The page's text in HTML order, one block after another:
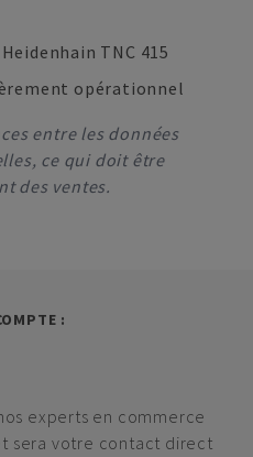
TNC 415
opérationnel
entre les données
ce qui doit être
des ventes.
:
experts en commerce
sera votre contact direct